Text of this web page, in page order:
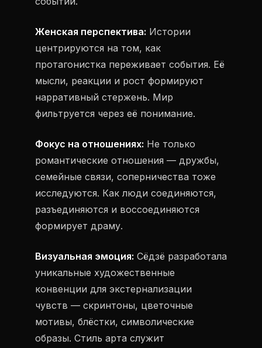
Женская перспектива: Истории
центрируются на том, как
протагонистка переживает события. Её
мысли, реакции и рост формируют
нарративный стержень. Мир
фильтруется через её понимание.
Фокус на отношениях: Не только
романтические отношения — дружбы,
семейные связи, соперничества тоже
исследуются. Как люди соединяются,
разъединяются и воссоединяются
формирует драму.
Визуальная эмоция: Сёдзё разработала
уникальные художественные
конвенции для экстернализации
чувств — скринтоны, цветочные
мотивы, блёстки, символические
образы. Стиль арта служит